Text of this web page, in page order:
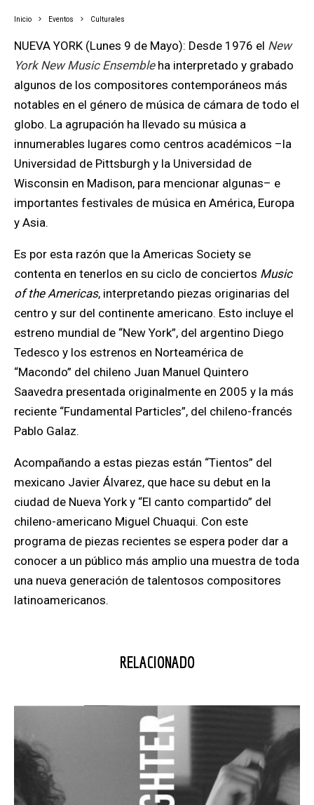
Inicio Eventos Culturales
NUEVA YORK (Lunes 9 de Mayo): Desde 1976 el New
York New Music Ensembleha interpretado y grabado
algunos de los compositores contemporáneos más
notables en el género de música de cámara de todo el
globo. La agrupación ha llevado su música a
innumerables lugares como centros académicos –la
Universidad de Pittsburgh y la Universidad de
Wisconsin en Madison, para mencionar algunas– e
importantes festivales de música en América, Europa
y Asia.
Es por esta razón que la Americas Society se
contenta en tenerlos en su ciclo de conciertos Music
of the Americas, interpretando piezas originarias del
centro y sur del continente americano. Esto incluye el
estreno mundial de “New York”, del argentino Diego
Tedesco y los estrenos en Norteamérica de
“Macondo” del chileno Juan Manuel Quintero
Saavedra presentada originalmente en 2005 y la más
reciente “Fundamental Particles”, del chileno-francés
Pablo Galaz.
Acompañando a estas piezas están “Tientos” del
mexicano Javier Álvarez, que hace su debut en la
ciudad de Nueva York y “El canto compartido” del
chileno-americano Miguel Chuaqui. Con este
programa de piezas recientes se espera poder dar a
conocer a un público más amplio una muestra de toda
una nueva generación de talentosos compositores
latinoamericanos.
RELACIONADO